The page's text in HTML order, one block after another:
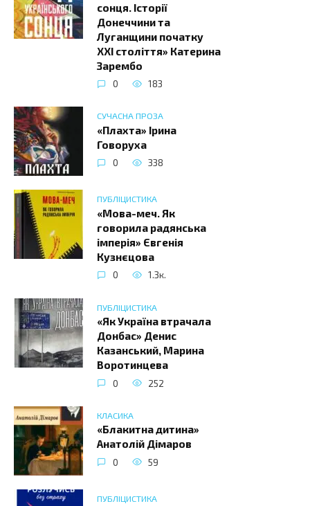
сонця. Історії
Донеччини та
Луганщини початку
ХХІ століття» Катерина
Зарембо
0 183
СУЧАСНА ПРОЗА
«Плахта» Ірина
Говоруха
0 338
ПУБЛІЦИСТИКА
«Мова-меч. Як
говорила радянська
імперія» Євгенія
Кузнєцова
0 1.3к.
ПУБЛІЦИСТИКА
«Як Україна втрачала
Донбас» Денис
Казанський, Марина
Воротинцева
0 252
КЛАСИКА
«Блакитна дитина»
Анатолій Дімаров
0 59
ПУБЛІЦИСТИКА